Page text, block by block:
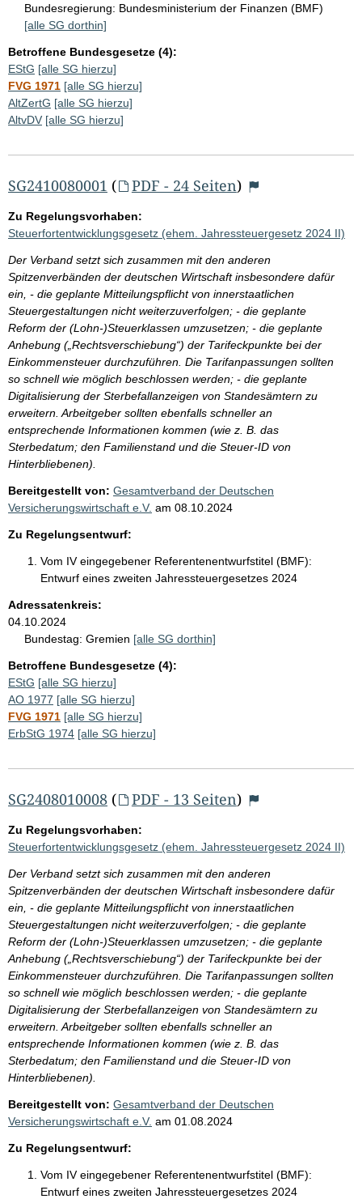
Bundesregierung: Bundesministerium der Finanzen (BMF)
[alle SG dorthin]
Betroffene Bundesgesetze (4):
EStG [alle SG hierzu]
FVG 1971 [alle SG hierzu]
AltZertG [alle SG hierzu]
AltvDV [alle SG hierzu]
SG2410080001 ( PDF - 24 Seiten)
Zu Regelungsvorhaben:
Steuerfortentwicklungsgesetz (ehem. Jahressteuergesetz 2024 II)
Der Verband setzt sich zusammen mit den anderen
Spitzenverbänden der deutschen Wirtschaft insbesondere dafür
ein, - die geplante Mitteilungspflicht von innerstaatlichen
Steuergestaltungen nicht weiterzuverfolgen; - die geplante
Reform der (Lohn-)Steuerklassen umzusetzen; - die geplante
Anhebung („Rechtsverschiebung“) der Tarifeckpunkte bei der
Einkommensteuer durchzuführen. Die Tarifanpassungen sollten
so schnell wie möglich beschlossen werden; - die geplante
Digitalisierung der Sterbefallanzeigen von Standesämtern zu
erweitern. Arbeitgeber sollten ebenfalls schneller an
entsprechende Informationen kommen (wie z. B. das
Sterbedatum; den Familienstand und die Steuer-ID von
Hinterbliebenen).
Bereitgestellt von: Gesamtverband der Deutschen
Versicherungswirtschaft e.V. am 08.10.2024
Zu Regelungsentwurf:
Vom IV eingegebener Referentenentwurfstitel (BMF):
Entwurf eines zweiten Jahressteuergesetzes 2024
Adressatenkreis:
04.10.2024
Bundestag: Gremien [alle SG dorthin]
Betroffene Bundesgesetze (4):
EStG [alle SG hierzu]
AO 1977 [alle SG hierzu]
FVG 1971 [alle SG hierzu]
ErbStG 1974 [alle SG hierzu]
SG2408010008 ( PDF - 13 Seiten)
Zu Regelungsvorhaben:
Steuerfortentwicklungsgesetz (ehem. Jahressteuergesetz 2024 II)
Der Verband setzt sich zusammen mit den anderen
Spitzenverbänden der deutschen Wirtschaft insbesondere dafür
ein, - die geplante Mitteilungspflicht von innerstaatlichen
Steuergestaltungen nicht weiterzuverfolgen; - die geplante
Reform der (Lohn-)Steuerklassen umzusetzen; - die geplante
Anhebung („Rechtsverschiebung“) der Tarifeckpunkte bei der
Einkommensteuer durchzuführen. Die Tarifanpassungen sollten
so schnell wie möglich beschlossen werden; - die geplante
Digitalisierung der Sterbefallanzeigen von Standesämtern zu
erweitern. Arbeitgeber sollten ebenfalls schneller an
entsprechende Informationen kommen (wie z. B. das
Sterbedatum; den Familienstand und die Steuer-ID von
Hinterbliebenen).
Bereitgestellt von: Gesamtverband der Deutschen
Versicherungswirtschaft e.V. am 01.08.2024
Zu Regelungsentwurf:
Vom IV eingegebener Referentenentwurfstitel (BMF):
Entwurf eines zweiten Jahressteuergesetzes 2024